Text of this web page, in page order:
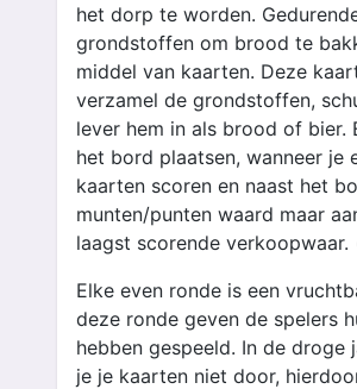
het dorp te worden.
grondstoffen om brood te
middel van kaarten. Deze
verzamel de grondstoffen,
lever hem in als brood of bier.
het bord plaatsen, wanneer
kaarten scoren en naast het
munten/punten waard maar
laagst scorende verkoopwaar.
Elke even ronde is een
deze ronde geven de spelers
hebben gespeeld. In de
je je kaarten niet door,